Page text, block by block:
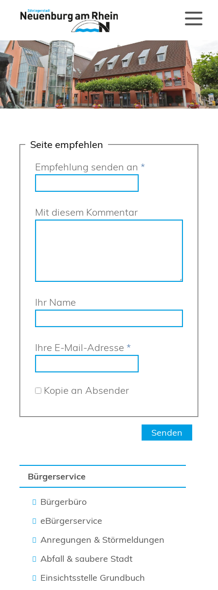
Bürgerservice
Bürgerbüro
eBürgerservice
Anregungen & Störmeldungen
Abfall & saubere Stadt
Einsichtsstelle Grundbuch
Seite empfehlen
Empfehlung senden an *
Mit diesem Kommentar
Ihr Name
Ihre E-Mail-Adresse *
Kopie an Absender